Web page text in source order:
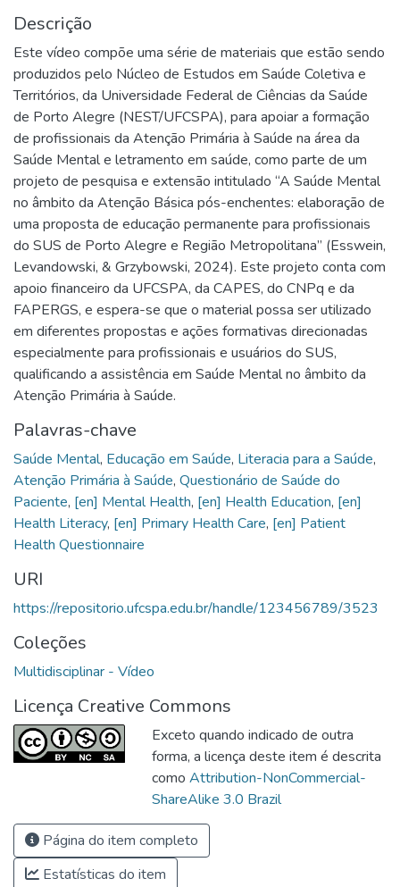
Descrição
Este vídeo compõe uma série de materiais que estão sendo
produzidos pelo Núcleo de Estudos em Saúde Coletiva e
Territórios, da Universidade Federal de Ciências da Saúde
de Porto Alegre (NEST/UFCSPA), para apoiar a formação
de profissionais da Atenção Primária à Saúde na área da
Saúde Mental e letramento em saúde, como parte de um
projeto de pesquisa e extensão intitulado “A Saúde Mental
no âmbito da Atenção Básica pós-enchentes: elaboração de
uma proposta de educação permanente para profissionais
do SUS de Porto Alegre e Região Metropolitana” (Esswein,
Levandowski, & Grzybowski, 2024). Este projeto conta com
apoio financeiro da UFCSPA, da CAPES, do CNPq e da
FAPERGS, e espera-se que o material possa ser utilizado
em diferentes propostas e ações formativas direcionadas
especialmente para profissionais e usuários do SUS,
qualificando a assistência em Saúde Mental no âmbito da
Atenção Primária à Saúde.
Palavras-chave
Saúde Mental, Educação em Saúde, Literacia para a Saúde,
Atenção Primária à Saúde, Questionário de Saúde do
Paciente, [en] Mental Health, [en] Health Education, [en]
Health Literacy, [en] Primary Health Care, [en] Patient
Health Questionnaire
URI
https://repositorio.ufcspa.edu.br/handle/123456789/3523
Coleções
Multidisciplinar - Vídeo
Licença Creative Commons
Exceto quando indicado de outra
forma, a licença deste item é descrita
como Attribution-NonCommercial-
ShareAlike 3.0 Brazil
Página do item completo
Estatísticas do item